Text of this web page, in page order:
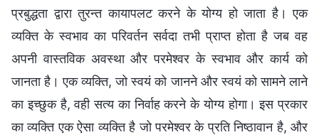
प्रबुद्धता द्वारा तुरन्त कायापलट करने के योग्य हो जाता है। एक
व्यक्ति के स्वभाव का परिवर्तन सर्वदा तभी प्राप्त होता है जब वह
अपनी वास्तविक अवस्था और परमेश्वर के स्वभाव और कार्य को
जानता है। एक व्यक्ति, जो स्वयं को जानने और स्वयं को सामने लाने
का इच्छुक है, वही सत्य का निर्वाह करने के योग्य होगा। इस प्रकार
का व्यक्ति एक ऐसा व्यक्ति है जो परमेश्वर के प्रति निष्ठावान है, और